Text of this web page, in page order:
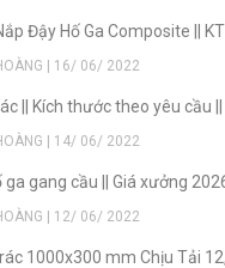
Đậy Hố Ga Composite ||
| 16/ 06/ 2022
|| Kích thước theo yêu cầu
| 14/ 06/ 2022
ga gang cầu || Giá xưởng
| 12/ 06/ 2022
1000x300 mm Chịu Tải